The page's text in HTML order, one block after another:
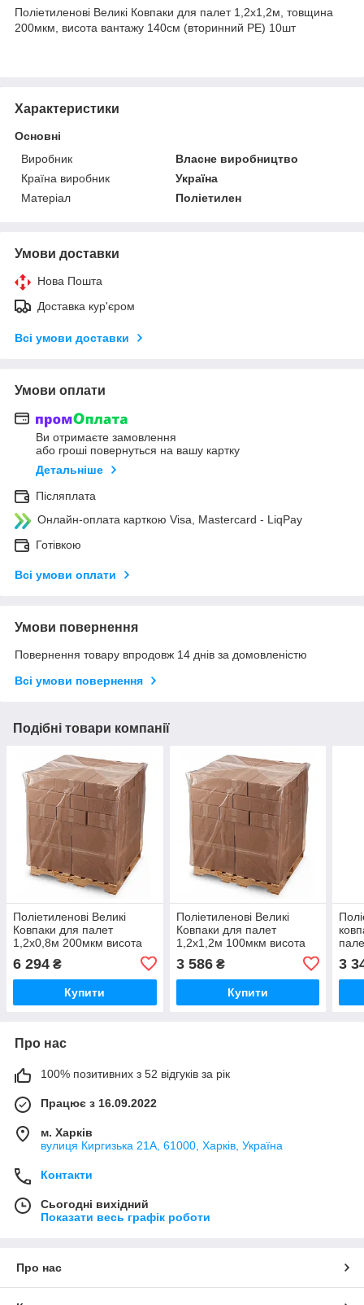
Поліетиленові Великі Ковпаки для палет 1,2х1,2м, товщина
200мкм, висота вантажу 140см (вторинний PE) 10шт
Характеристики
Основні
Виробник
Власне виробництво
Країна виробник
Україна
Матеріал
Поліетилен
Умови доставки
Нова Пошта
Доставка кур'єром
Всі умови доставки
Умови оплати
Ви отримаєте замовлення
або гроші повернуться на вашу картку
Детальніше
Післяплата
Онлайн-оплата карткою Visa, Mastercard - LiqPay
Готівкою
Всі умови оплати
Умови повернення
Повернення товару впродовж 14 днів за домовленістю
Всі умови повернення
Подібні товари компанії
Поліетиленові Великі
Ковпаки для палет
1,2х0,8м 200мкм висота
вантажу 140см (вторинний
PE) 10шт
6 294 ₴
Купити
Поліетиленові Великі
Ковпаки для палет
1,2х1,2м 100мкм висота
вантажу 140см (вторинний
PE) 10шт
3 586₴
Купити
3
Про нас
100% позитивних з 52 відгуків за рік
Працює з 16.09.2022
м. Харків
вулиця Киргизька 21А, 61000, Харків, Україна
Контакти
Сьогодні вихідний
Показати весь графік роботи
Про нас